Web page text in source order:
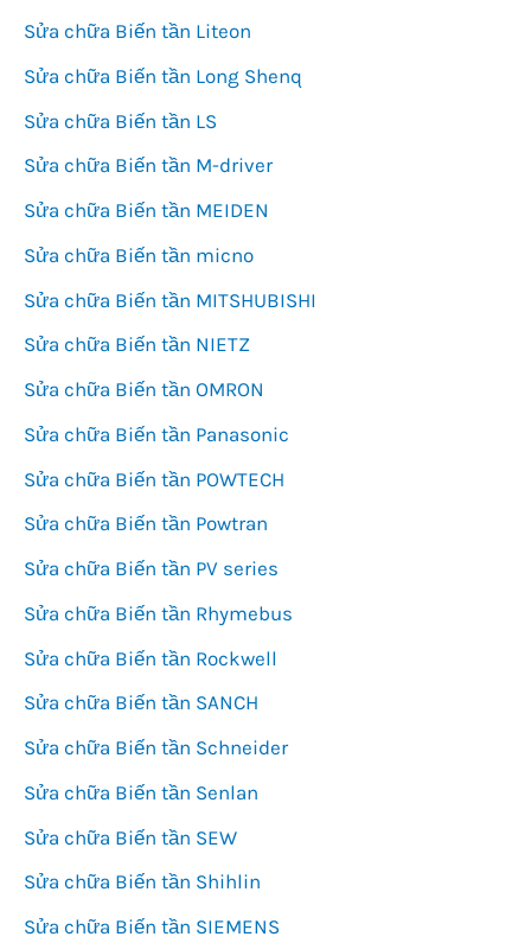
Sửa chữa Biến tần Liteon
Sửa chữa Biến tần Long Shenq
Sửa chữa Biến tần LS
Sửa chữa Biến tần M-driver
Sửa chữa Biến tần MEIDEN
Sửa chữa Biến tần micno
Sửa chữa Biến tần MITSHUBISHI
Sửa chữa Biến tần NIETZ
Sửa chữa Biến tần OMRON
Sửa chữa Biến tần Panasonic
Sửa chữa Biến tần POWTECH
Sửa chữa Biến tần Powtran
Sửa chữa Biến tần PV series
Sửa chữa Biến tần Rhymebus
Sửa chữa Biến tần Rockwell
Sửa chữa Biến tần SANCH
Sửa chữa Biến tần Schneider
Sửa chữa Biến tần Senlan
Sửa chữa Biến tần SEW
Sửa chữa Biến tần Shihlin
Sửa chữa Biến tần SIEMENS